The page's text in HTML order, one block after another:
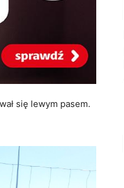
się lewym pasem.